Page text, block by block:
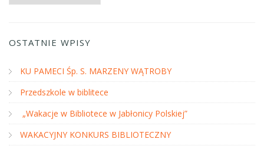
OSTATNIE WPISY
KU PAMECI Śp. S. MARZENY WĄTROBY
Przedszkole w biblitece
„Wakacje w Bibliotece w Jabłonicy Polskiej”
WAKACYJNY KONKURS BIBLIOTECZNY